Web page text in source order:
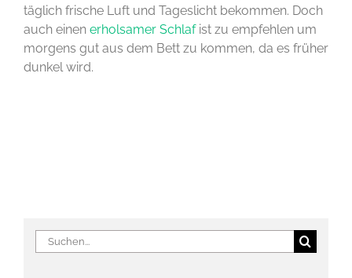
täglich frische Luft und Tageslicht bekommen. Doch
auch einen erholsamer Schlafist zu empfehlen um
morgens gut aus dem Bett zu kommen, da es früher
dunkel wird.
Suche
nach: